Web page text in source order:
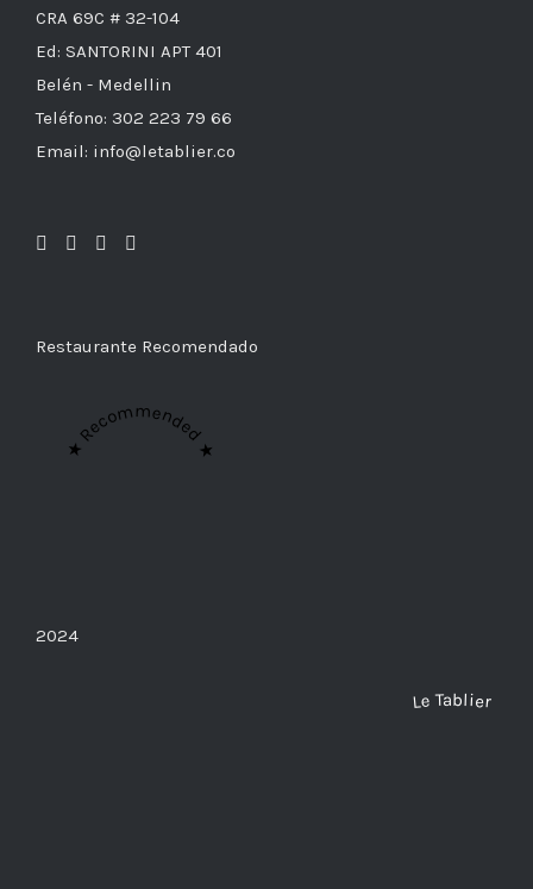
CRA 69C # 32-104
Ed: SANTORINI APT 401
Belén - Medellin
Teléfono: 302 223 79 66
Email: info@letablier.co
Restaurante Recomendado
★ Recommended ★
2024
Le Tablier